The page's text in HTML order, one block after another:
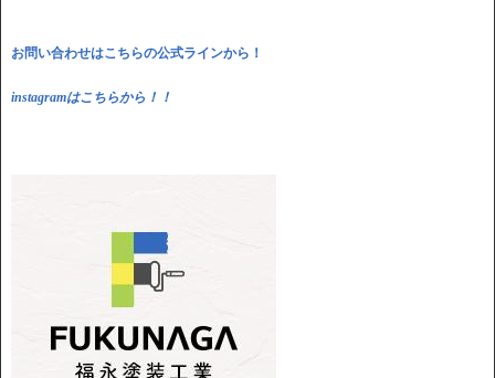
お問い合わせはこちらの公式ラインから！
instagramはこちらから！！